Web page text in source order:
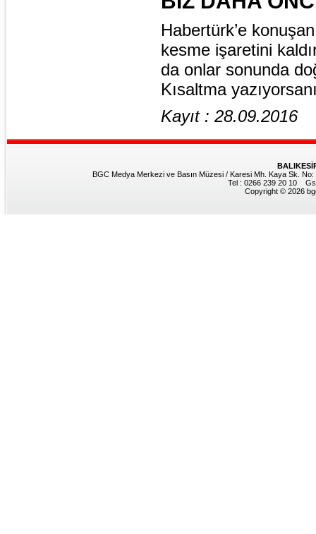
Habertürk’e
kesme işaretini
da onlar sonunda
Kısaltma
Kayıt : 28.09.2016
BGC Medya Merkezi ve Basın Müzesi / Karesi Mh. Kaya Sk.
Tel : 0266 239 20 10
Copyright © 2026